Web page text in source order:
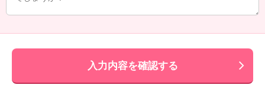
入力内容を確認する